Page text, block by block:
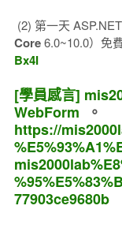
(2) 第一天 ASP.NET
Core6.0~10.0）免
Bx4I
[學員感言]
WebForm 。
https://
77903ce9680b